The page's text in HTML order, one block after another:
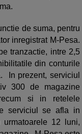
de suma, pentru
inregistrat M-Pesa.
tranzactie, intre 2,5
din conturile
In prezent, serviciul
300 de magazine
si in retelele
serviciul se afla in
12 luni,